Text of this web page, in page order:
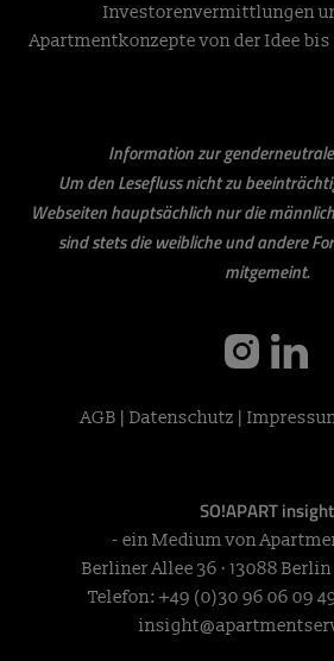
Investorenvermittlungen
Apartmentkonzepte von der Idee
Information zur
Um den Lesefluss nicht zu
Webseiten hauptsächlich nur die
sind stets die weibliche und andere
mitgemeint.
instagram
AGB Datenschutz
SO!APART insight
- ein Medium von
Berliner Allee 36 · 13088
Telefon: +49 (0)30 96 06 09